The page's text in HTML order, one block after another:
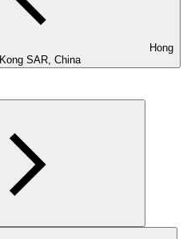
Kong SAR, China